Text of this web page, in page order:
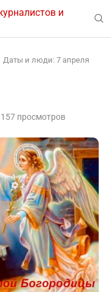
и
Даты и люди: 7 апреля
157 просмотров